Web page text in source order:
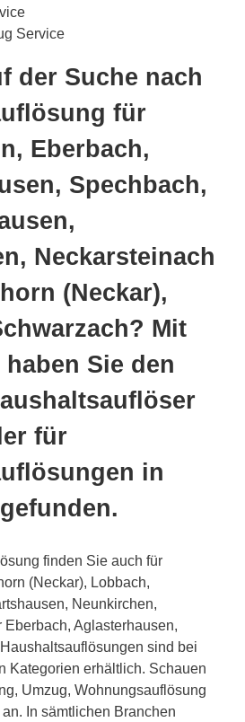
Service
der Suche nach
für
Eberbach,
Spechbach,
Neckarsteinach
(Neckar),
Mit
Sie den
für
in
finden Sie auch für
(Neckar), Lobbach,
Neunkirchen,
Eberbach, Aglasterhausen,
sind bei
Kategorien erhältlich. Schauen
Umzug, Wohnungsauflösung
In sämtlichen Branchen